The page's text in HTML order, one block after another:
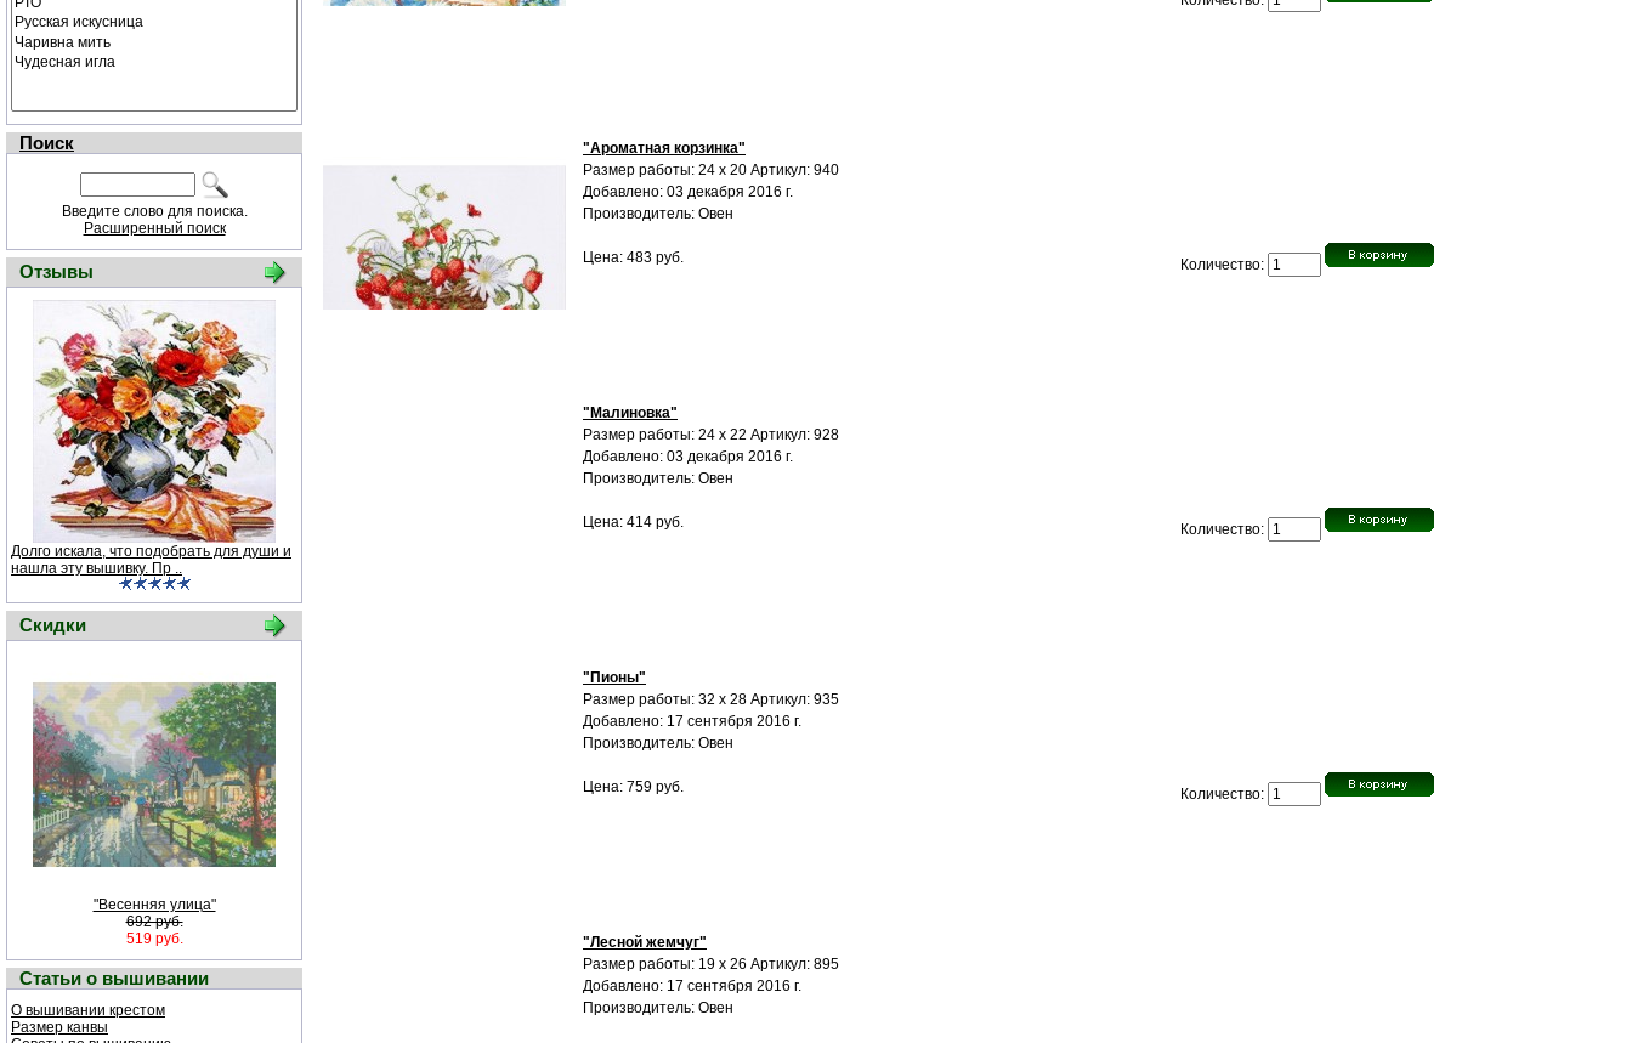
Поиск
Введите слово для поиска.
Расширенный поиск
Отзывы
Долго искала, что подобрать для души и
нашла эту вышивку. Пр ..
Скидки
"Весенняя улица"
692 руб.
519 руб.
Статьи о вышивании
О вышивании крестом
Размер канвы
"Ароматная корзинка"
Размер работы: 24 х 20 Артикул: 940
Добавлено: 03 декабря 2016 г.
Производитель: Овен
Цена: 483 руб. Количество:
"Малиновка"
Размер работы: 24 х 22 Артикул: 928
Добавлено: 03 декабря 2016 г.
Производитель: Овен
Цена: 414 руб. Количество:
"Пионы"
Размер работы: 32 х 28 Артикул: 935
Добавлено: 17 сентября 2016 г.
Производитель: Овен
Цена: 759 руб. Количество:
"Лесной жемчуг"
Размер работы: 19 х 26 Артикул: 895
Добавлено: 17 сентября 2016 г.
Производитель: Овен